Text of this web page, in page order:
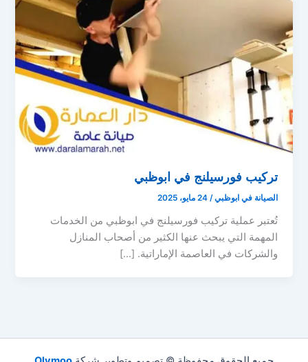
تركيب فورسيلنج في ابوظبي
الصيانة في ابوظبي/24 مايو، 2025
تُعتبر عملية تركيب فورسيلنج في ابوظبي من الخدمات
المهمة التي يبحث عنها الكثير من أصحاب المنازل
والشركات في العاصمة الإماراتية. […]